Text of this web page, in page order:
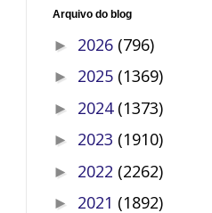
Arquivo do blog
► 2026 (796)
► 2025 (1369)
► 2024 (1373)
► 2023 (1910)
► 2022 (2262)
► 2021 (1892)